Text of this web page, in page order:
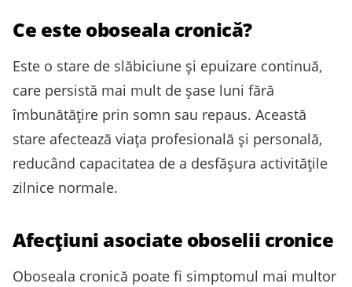
Ce este oboseala cronică?
Este o stare de slăbiciune și epuizare continuă,
care persistă mai mult de șase luni fără
îmbunătățire prin somn sau repaus. Această
stare afectează viața profesională și personală,
reducând capacitatea de a desfășura activitățile
zilnice normale.
Afecţiuni asociate oboselii cronice
Oboseala cronică poate fi simptomul mai multor